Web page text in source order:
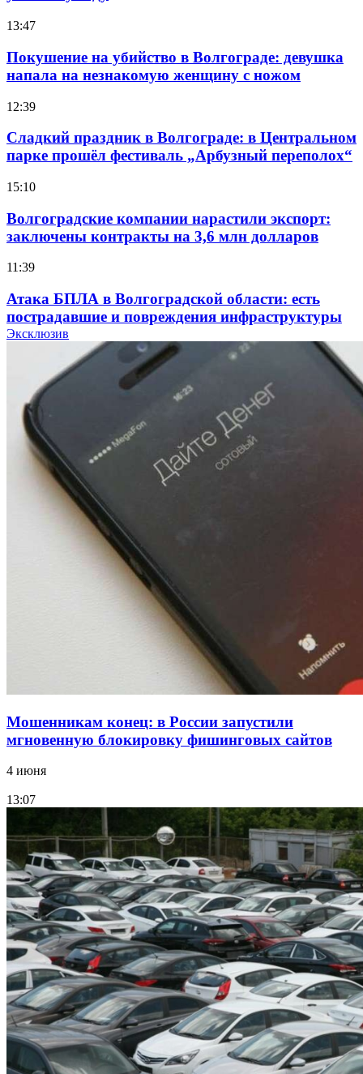
13:47
Покушение на убийство в Волгограде: девушка
напала на незнакомую женщину с ножом
12:39
Сладкий праздник в Волгограде: в Центральном
парке прошёл фестиваль „Арбузный переполох“
15:10
Волгоградские компании нарастили экспорт:
заключены контракты на 3,6 млн долларов
11:39
Атака БПЛА в Волгоградской области: есть
пострадавшие и повреждения инфраструктуры
Волгоградские вузы в топе зарплатного
рейтинга: ВолгГТУ и ВолгГМУ вошли в топ‑15
для химической отрасли и фармацевтики
18:39
В Красноармейском районе Волгограда стартует
конкурс на ремонт моста через Волго‑Донской
судоходный канал
Фестиваль #ТриЧетыре в Волгограде пройдёт
11–13 сентября в рамках Года единства народов
Эксклюзив
Мошенникам конец: в России запустили
мгновенную блокировку фишинговых сайтов
4 июня
13:07